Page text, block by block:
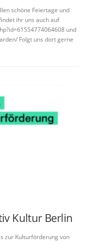
schöne Feiertage und
ihr uns auch auf
und
Folgt uns dort gerne
Kultur Berlin
zur Kulturförderung von